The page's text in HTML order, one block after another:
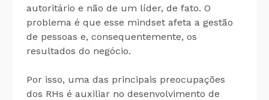
autoritário e não de um líder, de fato. O
problema é que esse mindset afeta a gestão
de pessoas e, consequentemente, os
resultados do negócio.
Por isso, uma das principais preocupações
dos RHs é auxiliar no desenvolvimento de